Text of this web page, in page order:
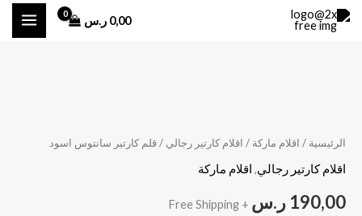
تخطي
0,00 ر.س
الرئيسية / اقلام ماركة / اقلام كارتير رجالي / قلم كارتير سانتوس اسود
اقلام كارتير رجالي, اقلام ماركة
190,00 ر.س + Free Shipping
كارتير
سانتوس